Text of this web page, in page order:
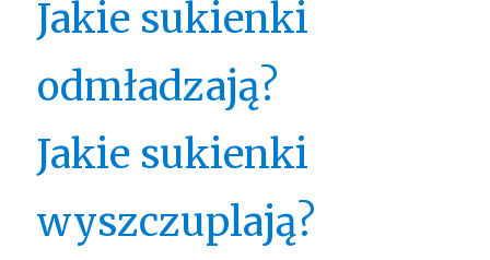
Jakie sukienki
odmładzają?
Jakie sukienki
wyszczuplają?